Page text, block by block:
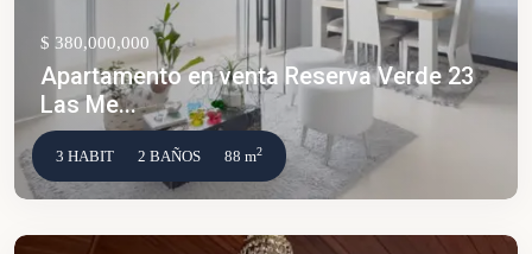
$ 380,000,000
Apartamento en venta Reserva Verde 23
Las Me...
3 HABIT 2 BAÑOS 88 m2